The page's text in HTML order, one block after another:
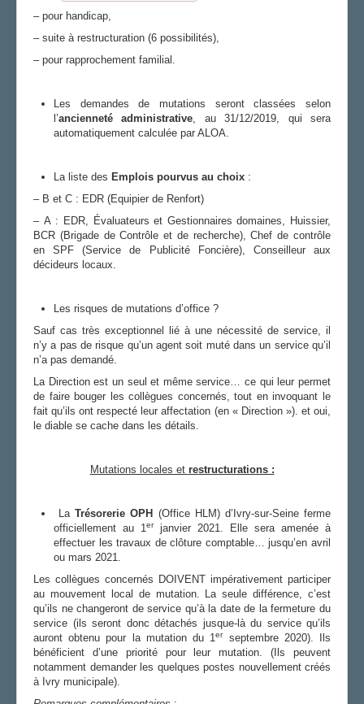
– pour handicap,
– suite à restructuration (6 possibilités),
– pour rapprochement familial.
Les demandes de mutations seront classées selon
l’ancienneté administrative , au 31/12/2019, qui sera
automatiquement calculée par ALOA.
La liste des Emplois pourvus au choix :
– B et C : EDR (Equipier de Renfort)
– A : EDR, Évaluateurs et Gestionnaires domaines, Huissier,
BCR (Brigade de Contrôle et de recherche), Chef de contrôle
en SPF (Service de Publicité Foncière), Conseilleur aux
décideurs locaux.
Les risques de mutations d’office ?
Sauf cas très exceptionnel lié à une nécessité de service, il
n’y a pas de risque qu’un agent soit muté dans un service qu’il
n’a pas demandé.
La Direction est un seul et même service… ce qui leur permet
de faire bouger les collègues concernés, tout en invoquant le
fait qu’ils ont respecté leur affectation (en « Direction »). et oui,
le diable se cache dans les détails.
Mutations locales et restructurations :
LaTrésorerie OPH (Office HLM) d’Ivry-sur-Seine ferme
officiellement au 1 erjanvier 2021. Elle sera amenée à
effectuer les travaux de clôture comptable… jusqu’en avril
ou mars 2021.
Les collègues concernés DOIVENT impérativement participer
au mouvement local de mutation. La seule différence, c’est
qu’ils ne changeront de service qu’à la date de la fermeture du
service (ils seront donc détachés jusque-là du service qu’ils
auront obtenu pour la mutation du 1erseptembre 2020). Ils
bénéficient d’une priorité pour leur mutation. (Ils peuvent
notamment demander les quelques postes nouvellement créés
à Ivry municipale).